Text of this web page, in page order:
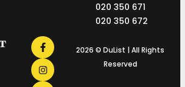
020 350 671
020 350 672
2026 © DuList | All Rights
Reserved